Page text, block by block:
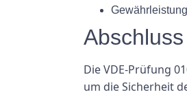
Abschluss
Die VDE-Prüfung
um die Sicherheit